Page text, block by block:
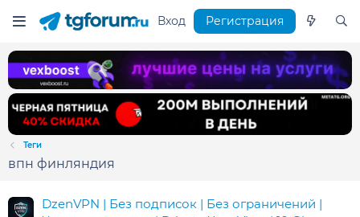
Вход Регистрация
Теги
впн финляндия
DzenVPN | Без подписок | Без ограничений |